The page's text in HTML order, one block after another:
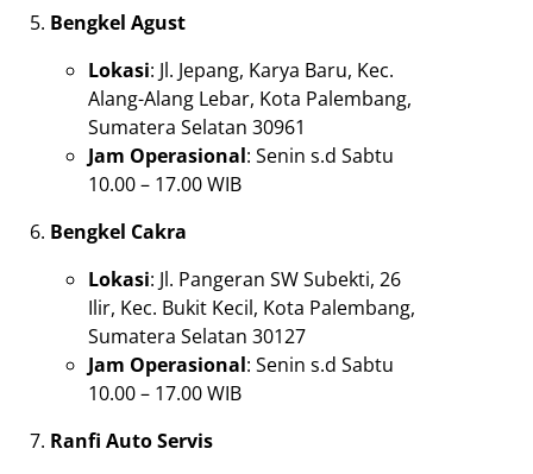
Bengkel Agust
Lokasi: Jl. Jepang, Karya Baru, Kec.
Alang-Alang Lebar, Kota Palembang,
Sumatera Selatan 30961
Jam Operasional: Senin s.d Sabtu
10.00 – 17.00 WIB
Bengkel Cakra
Lokasi: Jl. Pangeran SW Subekti, 26
Ilir, Kec. Bukit Kecil, Kota Palembang,
Sumatera Selatan 30127
Jam Operasional: Senin s.d Sabtu
10.00 – 17.00 WIB
Ranfi Auto Servis